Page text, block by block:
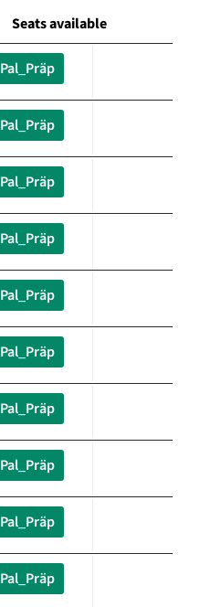
Seats available
Pal_Präp
Pal_Präp
Pal_Präp
Pal_Präp
Pal_Präp
Pal_Präp
Pal_Präp
Pal_Präp
Pal_Präp
Pal_Präp